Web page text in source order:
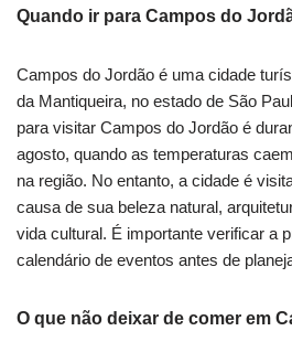
Quando ir para Campos do
Campos do Jordão é uma cidade
da Mantiqueira, no estado de São
para visitar Campos do Jordão é
agosto, quando as temperaturas
na região. No entanto, a cidade é
causa de sua beleza natural,
vida cultural. É importante verificar a
calendário de eventos antes de
O que não deixar de comer em